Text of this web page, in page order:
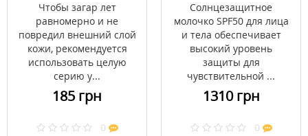
Чтобы загар лет
равномерно и не
повредил внешний слой
кожи, рекомендуется
использовать целую
серию у...
185 грн
0
Солнцезащитное
молочко SPF50 для лица
и тела обеспечивает
высокий уровень
защиты для
чувствительной ...
1310 грн
0